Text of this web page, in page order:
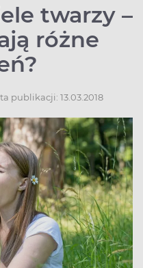
twarzy –
różne
publikacji: 13.03.2018